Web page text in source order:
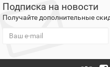
Подписка на новости
Получайте дополнительные